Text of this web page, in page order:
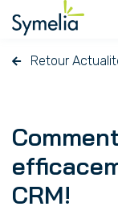
Retour
CRM!